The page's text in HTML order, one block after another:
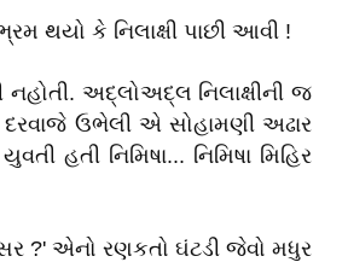
થયો કે નિલાક્ષી પાછી આવી !
નહોતી. અદ્લોઅદ્લ નિલાક્ષીની જ
દરવાજે ઉભેલી એ સોહામણી અઢાર
હતી નિમિષા... નિમિષા મિહિર
?' એનો રણકતો ઘંટડી જેવો મધુર